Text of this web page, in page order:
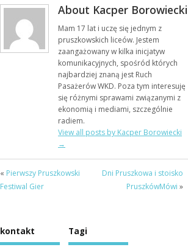
About Kacper Borowiecki
Mam 17 lat i uczę się jednym z
pruszkowskich liceów. Jestem
zaangażowany w kilka inicjatyw
komunikacyjnych, spośród których
najbardziej znaną jest Ruch
Pasażerów WKD. Poza tym interesuję
się różnymi sprawami związanymi z
ekonomią i mediami, szczególnie
radiem.
View all posts by Kacper Borowiecki
→
« Pierwszy Pruszkowski
Festiwal Gier
Dni Pruszkowa i stoisko
PruszkówMówi »
kontakt Tagi